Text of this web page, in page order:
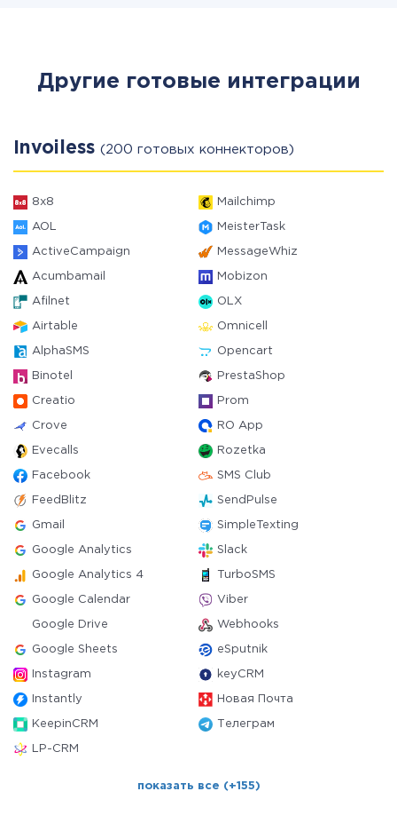
Другие готовые интеграции
Invoiless (200 готовых коннекторов)
8x8 Mailchimp
AOL MeisterTask
ActiveCampaign MessageWhiz
Acumbamail Mobizon
Afilnet OLX
Airtable Omnicell
AlphaSMS Opencart
Binotel PrestaShop
Creatio Prom
Crove RO App
Evecalls Rozetka
Facebook SMS Club
FeedBlitz SendPulse
Gmail SimpleTexting
Google Analytics Slack
Google Analytics 4 TurboSMS
Google Calendar Viber
Google Drive Webhooks
Google Sheets eSputnik
Instagram keyCRM
Instantly Новая Почта
KeepinCRM Телеграм
LP-CRM
показать все (+155)